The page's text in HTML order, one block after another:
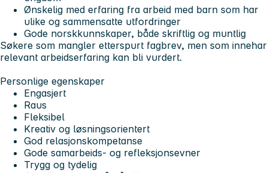
Ønskelig med erfaring fra arbeid med barn som har
ulike og sammensatte utfordringer
Gode norskkunnskaper, både skriftlig og muntlig
Søkere som mangler etterspurt fagbrev, men som innehar
relevant arbeidserfaring kan bli vurdert.
Personlige egenskaper
Engasjert
Raus
Fleksibel
Kreativ og løsningsorientert
God relasjonskompetanse
Gode samarbeids- og refleksjonsevner
Trygg og tydelig